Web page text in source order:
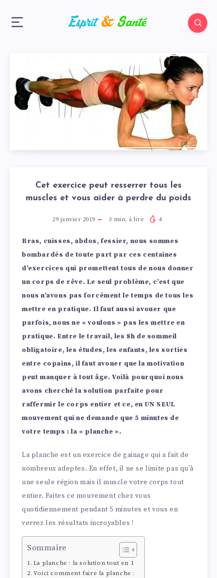
Cet exercice peut resserrer tous les
muscles et vous aider à perdre du poids
29 janvier 2019 3 min. à lire 4
Bras, cuisses, abdos, fessier, nous sommes
bombardés de toute part par ces centaines
d’exercices qui promettent tous de nous donner
un corps de rêve. Le seul problème, c’est que
nous n’avons pas forcément le temps de tous les
mettre en pratique. Il faut aussi avouer que
parfois, nous ne « voulons » pas les mettre en
pratique. Entre le travail, les 8h de sommeil
obligatoire, les études, les enfants, les sorties
entre copains, il faut avouer que la motivation
peut manquer à tout âge. Voilà pourquoi nous
avons cherché la solution parfaite pour
raffermir le corps entier et ce, en UN SEUL
mouvement qui ne demande que 5 minutes de
votre temps : la « planche ».
La planche est un exercice de gainage qui a fait de
nombreux adeptes. En effet, il ne se limite pas qu’à
une seule région mais il muscle votre corps tout
entier. Faites ce mouvement chez vous
quotidiennement pendant 5 minutes et vous en
verrez les résultats incroyables !
Sommaire
La planche : la solution tout en 1
Voici comment faire la planche :